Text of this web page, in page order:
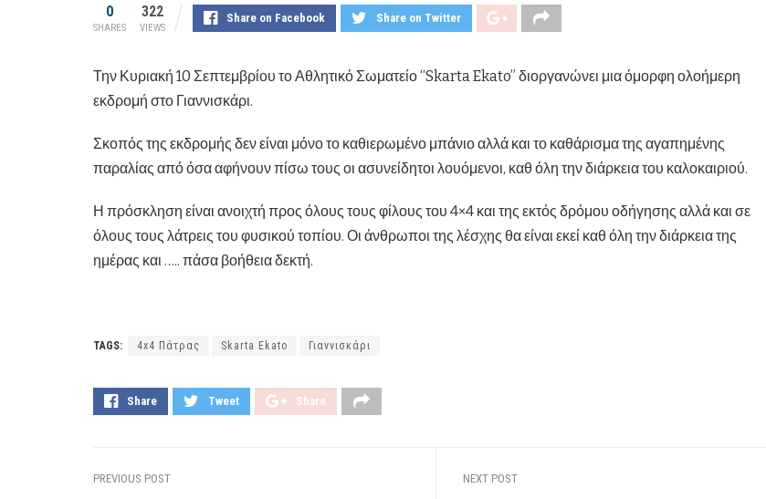
0
SHARES
322
VIEWS
Share on Facebook Share on Twitter
Την Κυριακή 10 Σεπτεμβρίου το Αθλητικό Σωματείο “Skarta Ekato” διοργανώνει μια όμορφη ολοήμερη
εκδρομή στο Γιαννισκάρι.
Σκοπός της εκδρομής δεν είναι μόνο το καθιερωμένο μπάνιο αλλά και το καθάρισμα της αγαπημένης
παραλίας από όσα αφήνουν πίσω τους οι ασυνείδητοι λουόμενοι, καθ όλη την διάρκεια του καλοκαιριού.
Η πρόσκληση είναι ανοιχτή προς όλους τους φίλους του 4×4 και της εκτός δρόμου οδήγησης αλλά και σε
όλους τους λάτρεις του φυσικού τοπίου. Οι άνθρωποι της λέσχης θα είναι εκεί καθ όλη την διάρκεια της
ημέρας και ….. πάσα βοήθεια δεκτή.
TAGS: 4x4 Πάτρας Skarta Ekato Γιαννισκάρι
Share Tweet Share
PREVIOUS POST NEXT POST